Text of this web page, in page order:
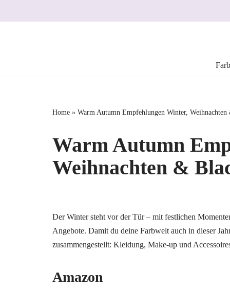
Home » Warm Autumn Empfehlungen Winter,
Warm Autumn
Weihnachten &
Der Winter steht vor der Tür – mit festlichen
Angebote. Damit du deine Farbwelt auch in dieser
zusammengestellt: Kleidung, Make-up und
Amazon